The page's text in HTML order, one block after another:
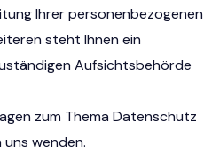
Ihrer personenbezogenen
steht Ihnen ein
Aufsichtsbehörde
zum Thema Datenschutz
wenden.